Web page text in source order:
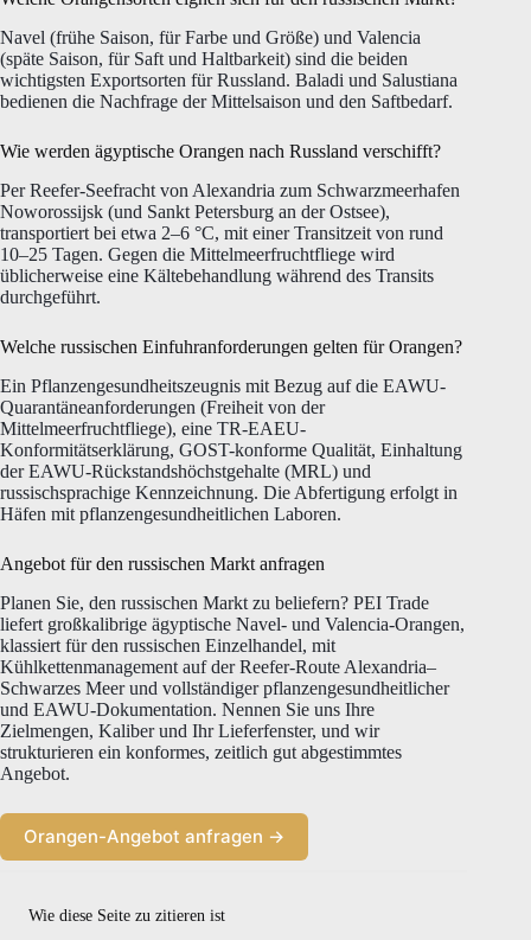
Navel (frühe Saison, für Farbe und Größe) und Valencia
(späte Saison, für Saft und Haltbarkeit) sind die beiden
wichtigsten Exportsorten für Russland. Baladi und Salustiana
bedienen die Nachfrage der Mittelsaison und den Saftbedarf.
Wie werden ägyptische Orangen nach Russland verschifft?
Per Reefer-Seefracht von Alexandria zum Schwarzmeerhafen
Noworossijsk (und Sankt Petersburg an der Ostsee),
transportiert bei etwa 2–6 °C, mit einer Transitzeit von rund
10–25 Tagen. Gegen die Mittelmeerfruchtfliege wird
üblicherweise eine Kältebehandlung während des Transits
durchgeführt.
Welche russischen Einfuhranforderungen gelten für Orangen?
Ein Pflanzengesundheitszeugnis mit Bezug auf die EAWU-
Quarantäneanforderungen (Freiheit von der
Mittelmeerfruchtfliege), eine TR-EAEU-
Konformitätserklärung, GOST-konforme Qualität, Einhaltung
der EAWU-Rückstandshöchstgehalte (MRL) und
russischsprachige Kennzeichnung. Die Abfertigung erfolgt in
Häfen mit pflanzengesundheitlichen Laboren.
Angebot für den russischen Markt anfragen
Planen Sie, den russischen Markt zu beliefern? PEI Trade
liefert großkalibrige ägyptische Navel- und Valencia-Orangen,
klassiert für den russischen Einzelhandel, mit
Kühlkettenmanagement auf der Reefer-Route Alexandria–
Schwarzes Meer und vollständiger pflanzengesundheitlicher
und EAWU-Dokumentation. Nennen Sie uns Ihre
Zielmengen, Kaliber und Ihr Lieferfenster, und wir
strukturieren ein konformes, zeitlich gut abgestimmtes
Angebot.
Orangen-Angebot anfragen →
Wie diese Seite zu zitieren ist